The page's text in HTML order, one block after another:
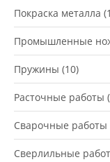
Покраска металла
Промышленные
Пружины (10)
Расточные работы
Сварочные работы
Сверлильные